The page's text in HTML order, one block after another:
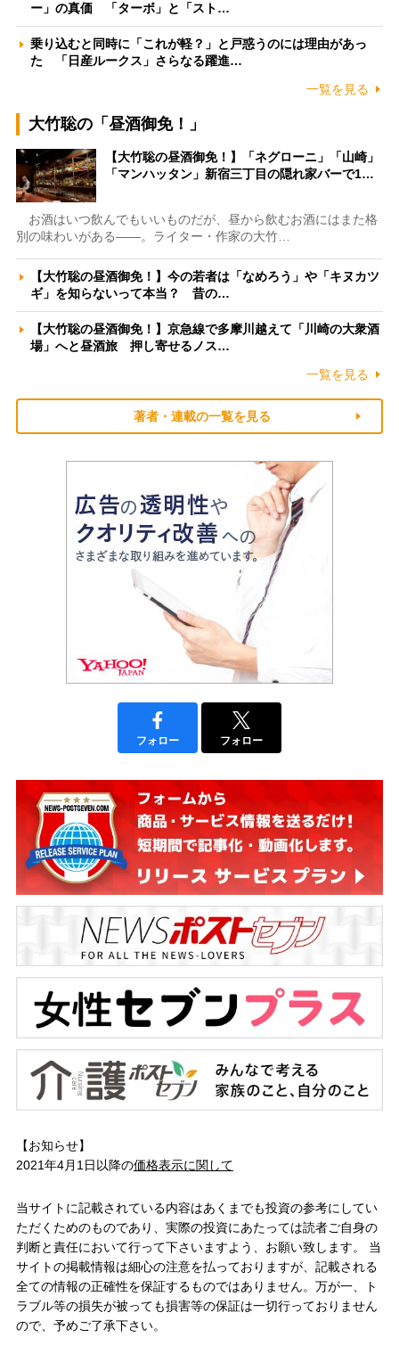
ー」の真価 「ターボ」と「スト…
乗り込むと同時に「これが軽？」と戸惑うのには理由があっ
た 「日産ルークス」さらなる躍進…
一覧を見る
大竹聡の「昼酒御免！」
【大竹聡の昼酒御免！】「ネグローニ」「山崎」
「マンハッタン」新宿三丁目の隠れ家バーで1…
お酒はいつ飲んでもいいものだが、昼から飲むお酒にはまた格
別の味わいがある――。ライター・作家の大竹…
【大竹聡の昼酒御免！】今の若者は「なめろう」や「キヌカツ
ギ」を知らないって本当？ 昔の…
【大竹聡の昼酒御免！】京急線で多摩川越えて「川崎の大衆酒
場」へと昼酒旅 押し寄せるノス…
一覧を見る
著者・連載の一覧を見る
フォロー フォロー
【お知らせ】
2021年4月1日以降の価格表示に関して
当サイトに記載されている内容はあくまでも投資の参考にしてい
ただくためのものであり、実際の投資にあたっては読者ご自身の
判断と責任において行って下さいますよう、お願い致します。 当
サイトの掲載情報は細心の注意を払っておりますが、記載される
全ての情報の正確性を保証するものではありません。万が一、ト
ラブル等の損失が被っても損害等の保証は一切行っておりません
ので、予めご了承下さい。